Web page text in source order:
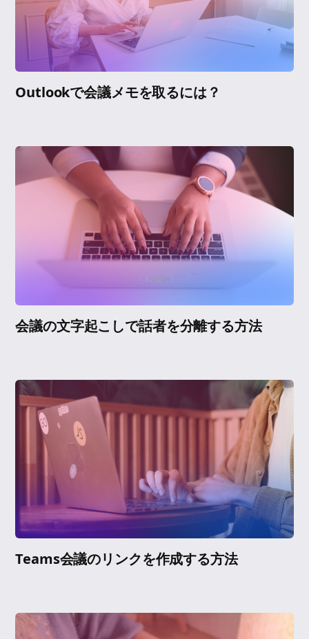
Outlookで会議メモを取るには？
会議の文字起こしで話者を分離する方法
Teams会議のリンクを作成する方法